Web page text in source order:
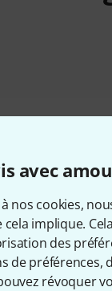
avec
à nos cookies,
cela implique.
des
de préférences,
révoquer
Series